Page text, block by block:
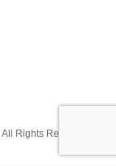
All Rights Reserved.